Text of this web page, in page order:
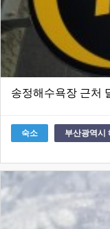
송정해수욕장 근처
숙소 부산광역시